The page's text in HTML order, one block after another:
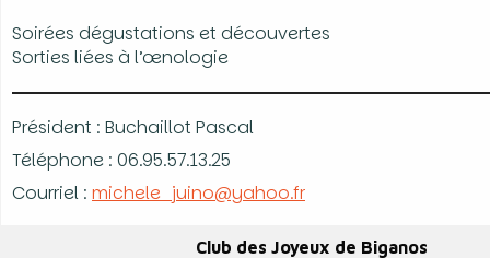
Soirées dégustations et découvertes
Sorties liées à l’œnologie
Président : Buchaillot Pascal
Téléphone : 06.95.57.13.25
Courriel : michele_juino@yahoo.fr
Club des Joyeux de Biganos